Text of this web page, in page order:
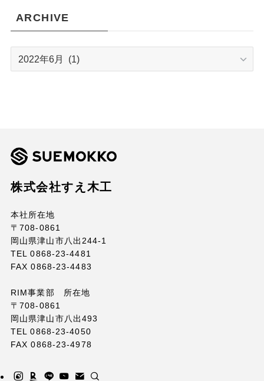
ARCHIVE
ARCHIVE
株式会社すえ木工
本社所在地
〒708-0861
岡山県津山市八出244-1
TEL 0868-23-4481
FAX 0868-23-4483
RIM事業部 所在地
〒708-0861
岡山県津山市八出493
TEL 0868-23-4050
FAX 0868-23-4978